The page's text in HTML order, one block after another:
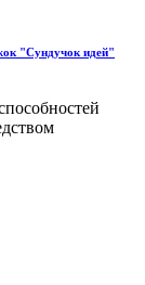
"Сундучок идей"